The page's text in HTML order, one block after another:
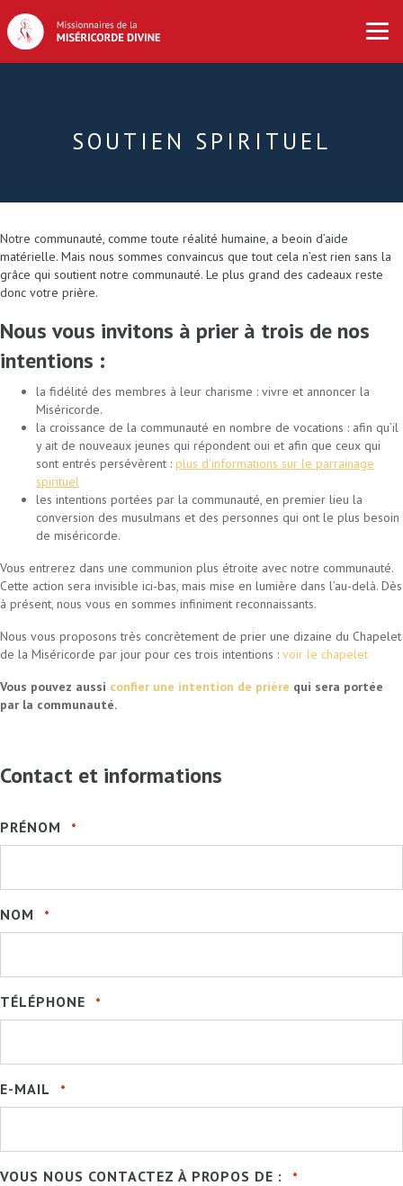
SOUTIEN SPIRITUEL
Notre communauté, comme toute réalité humaine, a beoin d’aide
matérielle. Mais nous sommes convaincus que tout cela n’est rien sans la
grâce qui soutient notre communauté. Le plus grand des cadeaux reste
donc votre prière.
Nous vous invitons à prier à trois de nos
intentions :
la fidélité des membres à leur charisme : vivre et annoncer la
Miséricorde.
la croissance de la communauté en nombre de vocations : afin qu’il
y ait de nouveaux jeunes qui répondent oui et afin que ceux qui
sont entrés persévèrent : plus d'informations sur le parrainage
spirituel
les intentions portées par la communauté, en premier lieu la
conversion des musulmans et des personnes qui ont le plus besoin
de miséricorde.
Vous entrerez dans une communion plus étroite avec notre communauté.
Cette action sera invisible ici-bas, mais mise en lumière dans l’au-delà. Dès
à présent, nous vous en sommes infiniment reconnaissants.
Nous vous proposons très concrètement de prier une dizaine du Chapelet
de la Miséricorde par jour pour ces trois intentions : voir le chapelet
Vous pouvez aussi confier une intention de prière qui sera portée
par la communauté.
Contact et informations
PRÉNOM *
NOM *
TÉLÉPHONE *
E-MAIL *
VOUS NOUS CONTACTEZ À PROPOS DE : *